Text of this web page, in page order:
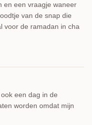
en een vraagje waneer
van de snap die
voor de ramadan in cha
een dag in de
worden omdat mijn